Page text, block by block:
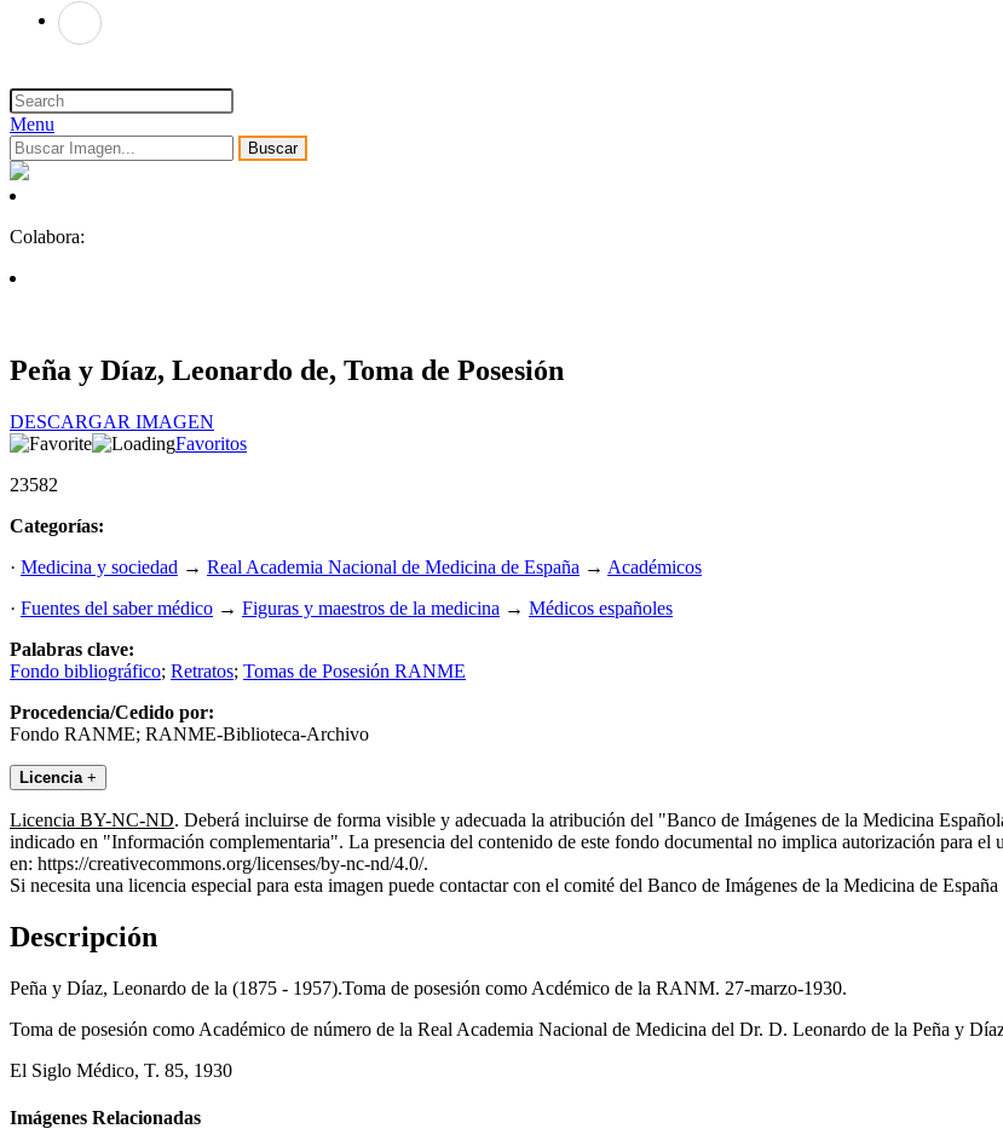
Menu
Buscar
Colabora:
Peña y Díaz, Leonardo de, Toma de Posesión
DESCARGAR IMAGEN
Favoritos
23582
Categorías:
· Medicina y sociedad → Real Academia Nacional de Medicina de España → Académicos
· Fuentes del saber médico → Figuras y maestros de la medicina → Médicos españoles
Palabras clave:
Fondo bibliográfico; Retratos; Tomas de Posesión RANME
Procedencia/Cedido por:
Fondo RANME; RANME-Biblioteca-Archivo
Licencia +
Licencia BY-NC-ND. Deberá incluirse de forma visible y adecuada la atribución del "Banco de Imágenes de la Medicina
indicado en "Información complementaria". La presencia del contenido de este fondo documental no implica autorización para
en: https://creativecommons.org/licenses/by-nc-nd/4.0/.
Si necesita una licencia especial para esta imagen puede contactar con el comité del Banco de Imágenes de la Medicina de
Descripción
Peña y Díaz, Leonardo de la (1875 - 1957).Toma de posesión como Acdémico de la RANM. 27-marzo-1930.
Toma de posesión como Académico de número de la Real Academia Nacional de Medicina del Dr. D. Leonardo de la Peña y
El Siglo Médico, T. 85, 1930
Imágenes Relacionadas